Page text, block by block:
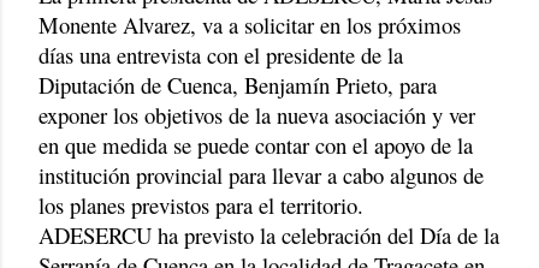
Monente Alvarez, va a solicitar en los próximos
días una entrevista con el presidente de la
Diputación de Cuenca, Benjamín Prieto, para
exponer los objetivos de la nueva asociación y ver
en que medida se puede contar con el apoyo de la
institución provincial para llevar a cabo algunos de
los planes previstos para el territorio.
ADESERCU ha previsto la celebración del Día de la